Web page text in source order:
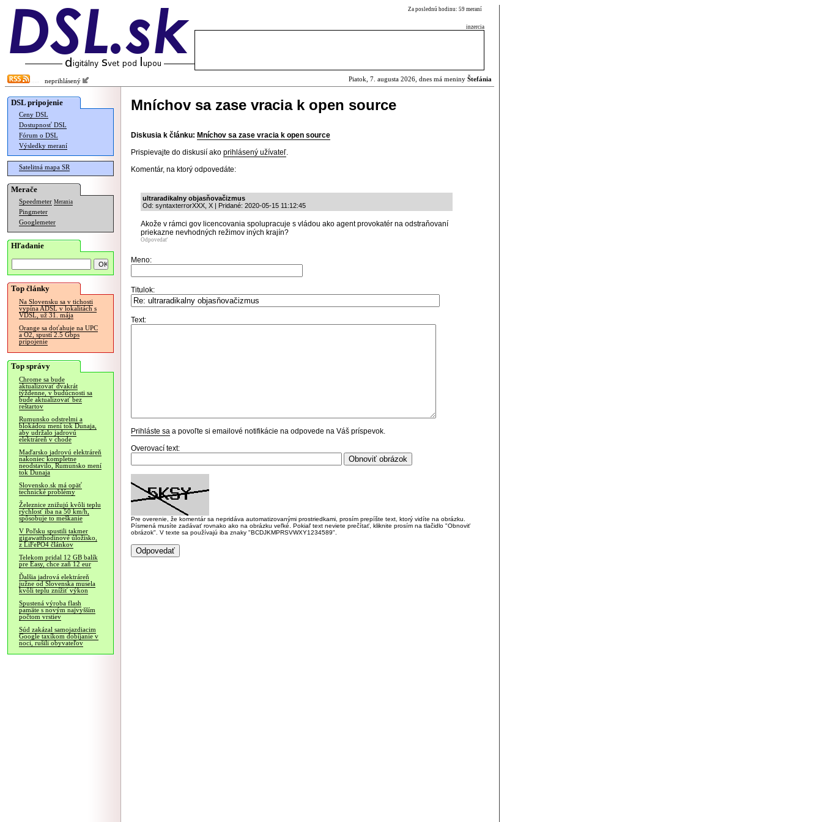
Za poslednú hodinu: 59 meraní
inzercia
neprihlásený Piatok, 7. augusta 2026, dnes má meniny Štefánia
DSL pripojenie
Ceny DSL
Dostupnosť DSL
Fórum o DSL
Výsledky meraní
Satelitná mapa SR
Merače
Speedmeter Merania
Pingmeter
Googlemeter
Hľadanie
Top články
Na Slovensku sa v tichosti
vypína ADSL v lokalitách s
VDSL, už 31. mája
Orange sa doťahuje na UPC
a O2, spustí 2.5 Gbps
pripojenie
Top správy
Chrome sa bude
aktualizovať dvakrát
týždenne, v budúcnosti sa
bude aktualizovať bez
reštartov
Rumunsko odstrelmi a
blokádou mení tok Dunaja,
aby udržalo jadrovú
elektráreň v chode
Maďarsko jadrovú elektráreň
nakoniec kompletne
neodstavilo, Rumunsko mení
tok Dunaja
Slovensko.sk má opäť
technické problémy
Železnice znižujú kvôli teplu
rýchlosť iba na 50 km/h,
spôsobuje to meškanie
V Poľsku spustili takmer
gigawatthodinové úložisko,
z LiFePO4 článkov
Telekom pridal 12 GB balík
pre Easy, chce zaň 12 eur
Ďalšia jadrová elektráreň
južne od Slovenska musela
kvôli teplu znížiť výkon
Spustená výroba flash
pamäte s novým najvyšším
počtom vrstiev
Súd zakázal samojazdiacim
Google taxíkom dobíjanie v
noci, rušili obyvateľov
Mníchov sa zase vracia k open source
Diskusia k článku: Mníchov sa zase vracia k open source
Prispievajte do diskusií ako prihlásený užívateľ.
Komentár, na ktorý odpovedáte:
ultraradikalny objasňovačizmus
Od: syntaxterrorXXX, X | Pridané: 2020-05-15 11:12:45
Akože v rámci gov licencovania spolupracuje s vládou ako agent provokatér na odstraňovaní
priekazne nevhodných režimov iných krajín?
Odpovedať
Meno:
Titulok:
Text:
Prihláste sa a povoľte si emailové notifikácie na odpovede na Váš príspevok.
Overovací text:
Pre overenie, že komentár sa nepridáva automatizovanými prostriedkami, prosím prepíšte text, ktorý vidíte na obrázku.
Písmená musíte zadávať rovnako ako na obrázku veľké. Pokiaľ text neviete prečítať, kliknite prosím na tlačidlo "Obnoviť
obrázok". V texte sa používajú iba znaky "BCDJKMPRSVWXY1234589".